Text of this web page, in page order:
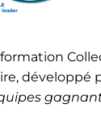
développé